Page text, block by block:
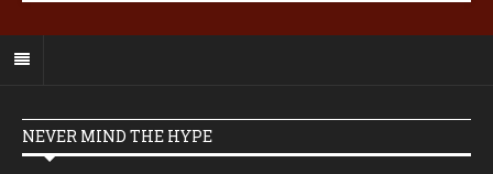
NEVER MIND THE HYPE